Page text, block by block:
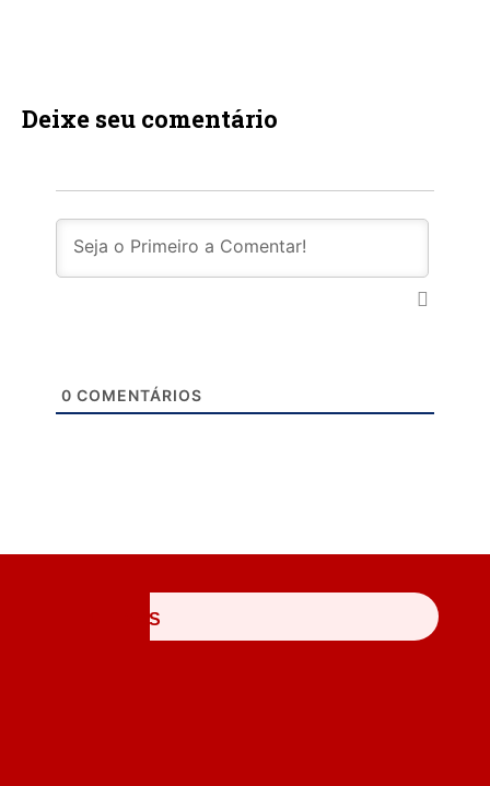
Deixe seu comentário
0 COMENTÁRIOS
ÚLTIMAS